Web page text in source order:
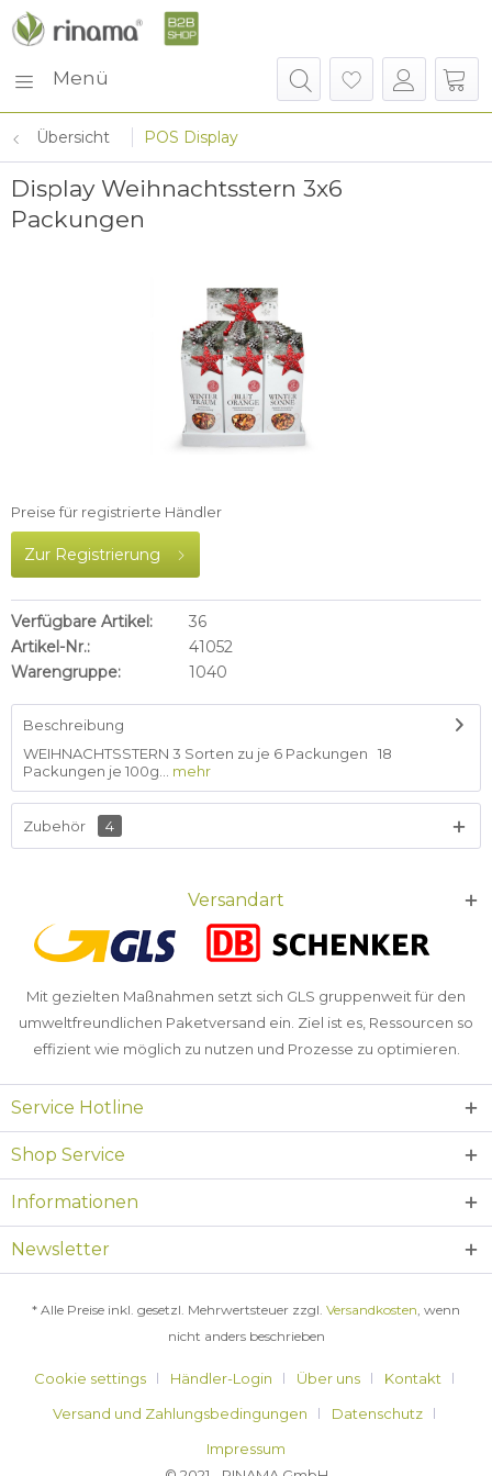
Menü
Übersicht POS Display
Display Weihnachtsstern 3x6
Packungen
Preise für registrierte Händler
Zur Registrierung
Verfügbare Artikel:
36
Artikel-Nr.:
41052
Warengruppe:
1040
Beschreibung
WEIHNACHTSSTERN 3 Sorten zu je 6 Packungen 18
Packungen je 100g...
mehr
Zubehör 4
Versandart
Mit gezielten Maßnahmen setzt sich GLS gruppenweit für den
umweltfreundlichen Paketversand ein. Ziel ist es, Ressourcen so
effizient wie möglich zu nutzen und Prozesse zu optimieren.
Service Hotline
Shop Service
Informationen
Newsletter
* Alle Preise inkl. gesetzl. Mehrwertsteuer zzgl. Versandkosten, wenn
nicht anders beschrieben
Cookie settings Händler-Login Über uns
Kontakt
Versand und Zahlungsbedingungen
Datenschutz
Impressum